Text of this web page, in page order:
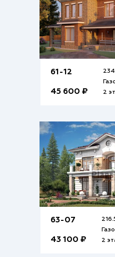
61-12
45 600 ₽
2
63-07
43 100 ₽
2